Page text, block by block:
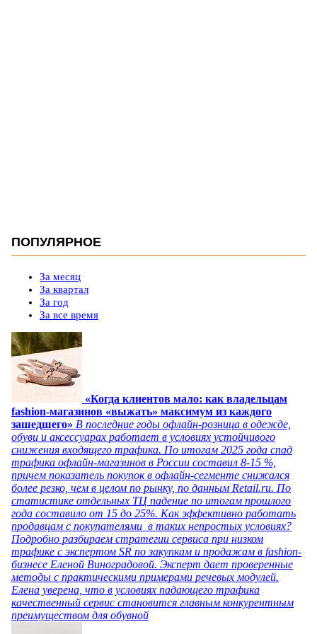
ПОПУЛЯРНОЕ
За месяц
За квартал
За год
За все время
«Когда клиентов мало: как владельцам
fashion-магазинов «выжать» максимум из каждого
зашедшего» В последние годы офлайн-розница в одежде,
обуви и аксессуарах работает в условиях устойчивого
снижения входящего трафика. По итогам 2025 года спад
трафика офлайн-магазинов в России составил 8-15 %,
причем показатель покупок в офлайн-сегменте снижался
более резко, чем в целом по рынку, по данным Retail.ru. По
статистике отдельных ТЦ падение по итогам прошлого
года составило от 15 до 25%. Как эффективно работать
продавцам с покупателями в таких непростых условиях?
Подробно разбираем стратегии сервиса при низком
трафике с экспертом SR по закупкам и продажам в fashion-
бизнесе Еленой Виноградовой. Эксперт дает проверенные
методы с практическими примерами речевых модулей.
Елена уверена, что в условиях падающего трафика
качественный сервис становится главным конкурентным
преимуществом для обувной